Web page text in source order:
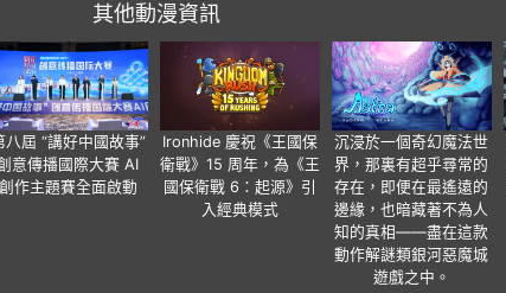
其他動漫資訊
八屆 “講好中國故事”
意傳播國際大賽 AI
創作主題賽全面啟動
Ironhide 慶祝《王國保
衛戰》15 周年，為《王
國保衛戰 6：起源》引
入經典模式
沉浸於一個奇幻魔法世
界，那裏有超乎尋常的
存在，即便在最遙遠的
邊緣，也暗藏著不為人
知的真相——盡在這款
動作解謎類銀河惡魔城
遊戲之中。